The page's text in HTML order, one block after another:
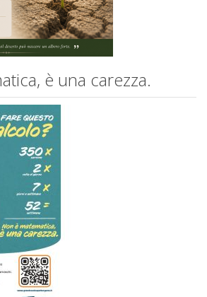
è una carezza.